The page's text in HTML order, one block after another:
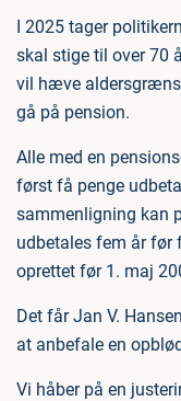
I 2025 tager
skal stige til over 70
vil hæve
gå på pension.
Alle med en
først få penge
sammenligning kan
udbetales fem år før
oprettet før 1. maj
Det får Jan V.
at anbefale en
Vi håber på en